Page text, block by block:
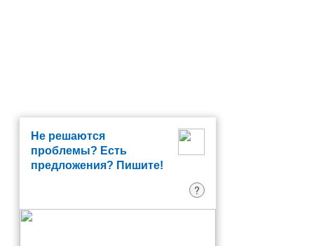
Не решаются
проблемы? Есть
предложения? Пишите!
?